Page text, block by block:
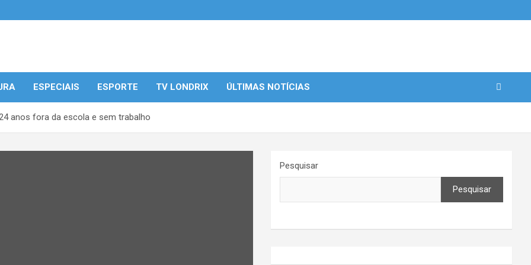
ESPECIAIS ESPORTE TV LONDRIX ÚLTIMAS NOTÍCIAS
anos fora da escola e sem trabalho
Pesquisar
Pesquisar